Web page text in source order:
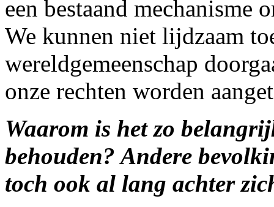
een bestaand mechanisme
We kunnen niet lijdzaam
wereldgemeenschap
onze rechten worden
Waarom is het zo
behouden? Andere
toch ook al lang achter